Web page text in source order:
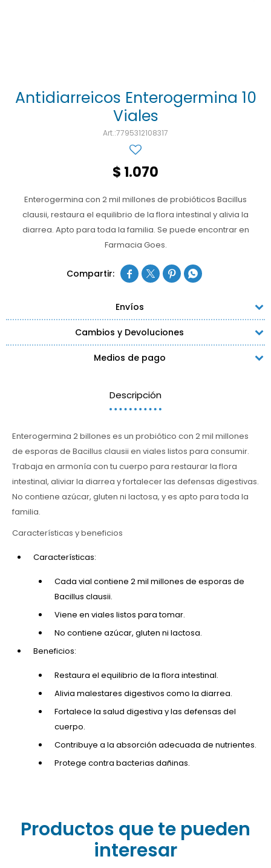
Antidiarreicos Enterogermina 10
Viales
7795312108317
$ 1.070
Enterogermina con 2 mil millones de probióticos Bacillus
clausii, restaura el equilibrio de la flora intestinal y alivia la
diarrea. Apto para toda la familia. Se puede encontrar en
Farmacia Goes.
   
Envíos
Cambios y Devoluciones
Medios de pago
Descripción
Enterogermina 2 billones es un probiótico con 2 mil millones
de esporas de Bacillus clausii en viales listos para consumir.
Trabaja en armonía con tu cuerpo para restaurar la flora
intestinal, aliviar la diarrea y fortalecer las defensas digestivas.
No contiene azúcar, gluten ni lactosa, y es apto para toda la
familia.
Características y beneficios
Características:
Cada vial contiene 2 mil millones de esporas de
Bacillus clausii.
Viene en viales listos para tomar.
No contiene azúcar, gluten ni lactosa.
Beneficios:
Restaura el equilibrio de la flora intestinal.
Alivia malestares digestivos como la diarrea.
Fortalece la salud digestiva y las defensas del
cuerpo.
Contribuye a la absorción adecuada de nutrientes.
Protege contra bacterias dañinas.
Productos que te pueden
interesar
Infecciones
Jarabes
Salud sexual y reproductiva